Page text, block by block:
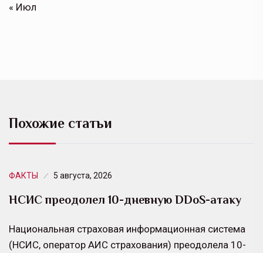
« Июл
Похожие статьи
ФАКТЫ 5 августа, 2026
НСИС преодолел 10-дневную DDoS-атаку
Национальная страховая информационная система
(НСИС, оператор АИС страхования) преодолела 10-